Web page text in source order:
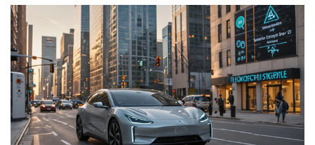
Benzinautos wird ebenfalls berücksichtigt, um die
Unterschiede im Wertverlust zu beleuchten. Abschließend
geben Experten Einblicke in den aktuellen Markttrend und
zukünftige Entwicklungen.